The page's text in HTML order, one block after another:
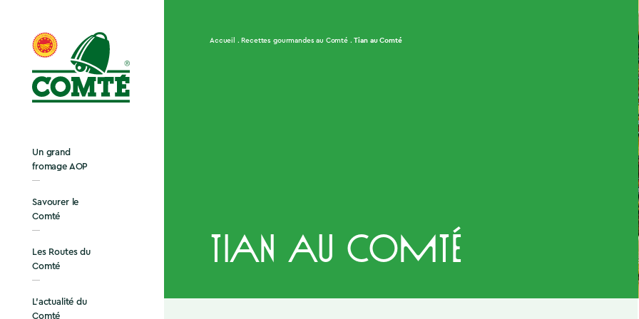
Un grand
fromage AOP
Savourer le
Comté
Les Routes du
Comté
L’actualité du
Comté
Accueil Recettes gourmandes au Comté Tian au Comté
Tian au Comté